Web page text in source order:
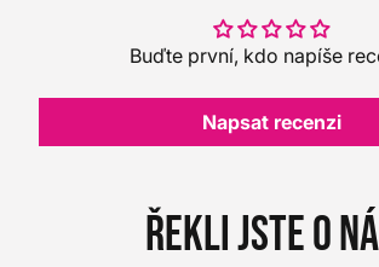
Buďte první, kdo napíše
Napsat recenzi
Řekli jste o